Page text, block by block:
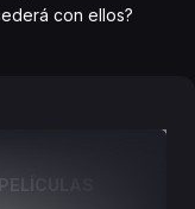
con ellos?
PELÍCULAS